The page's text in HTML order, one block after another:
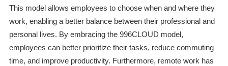
This model allows employees to choose when and where they
work, enabling a better balance between their professional and
personal lives. By embracing the 996CLOUD model,
employees can better prioritize their tasks, reduce commuting
time, and improve productivity. Furthermore, remote work has